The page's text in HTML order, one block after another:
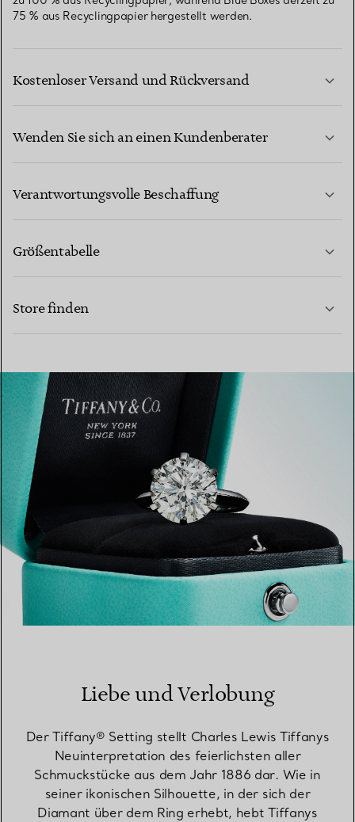
75 % aus Recyclingpapier hergestellt werden.
Kostenloser Versand und Rückversand
Wenden Sie sich an einen Kundenberater
Verantwortungsvolle Beschaffung
MEHR ERFAHREN
Größentabelle
Store finden
EINEN STORE IN IHRER NÄHE FINDEN
Liebe und Verlobung
Der Tiffany® Setting stellt Charles Lewis Tiffanys
Neuinterpretation des feierlichsten aller
Schmuckstücke aus dem Jahr 1886 dar. Wie in
seiner ikonischen Silhouette, in der sich der
Diamant über dem Ring erhebt, hebt Tiffanys